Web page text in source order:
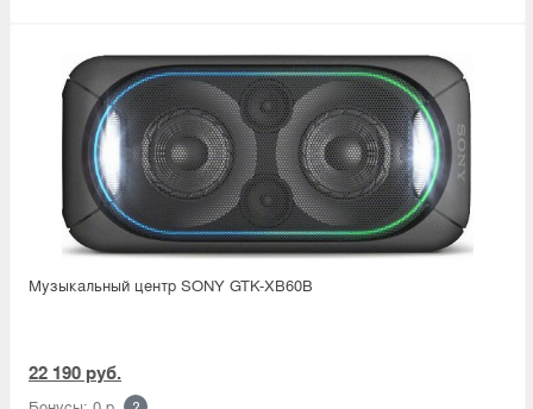
Музыкальный центр SONY GTK-XB60B
22 190 руб.